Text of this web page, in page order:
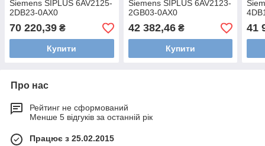
Siemens SIPLUS 6AV2125-
2DB23-0AX0
70 220,39 ₴
Купити
Siemens SIPLUS 6AV2123-
2GB03-0AX0
42 382,46₴
Купити
41
Про нас
Рейтинг не сформований
Менше 5 відгуків за останній рік
Працює з 25.02.2015